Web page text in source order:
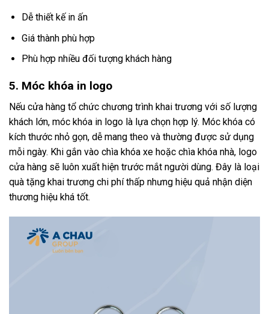
Dễ thiết kế in ấn
Giá thành phù hợp
Phù hợp nhiều đối tượng khách hàng
5. Móc khóa in logo
Nếu cửa hàng tổ chức chương trình khai trương với số lượng
khách lớn, móc khóa in logo là lựa chọn hợp lý. Móc khóa có
kích thước nhỏ gọn, dễ mang theo và thường được sử dụng
mỗi ngày. Khi gắn vào chìa khóa xe hoặc chìa khóa nhà, logo
cửa hàng sẽ luôn xuất hiện trước mắt người dùng. Đây là loại
quà tặng khai trương chi phí thấp nhưng hiệu quả nhận diện
thương hiệu khá tốt.